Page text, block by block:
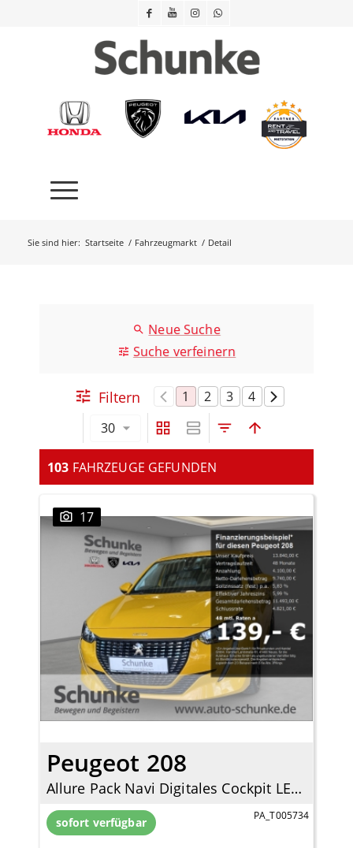
Sie sind hier: Startseite / Fahrzeugmarkt / Detail
Neue Suche
Suche verfeinern
Filtern 1 2 3
4
30
103 FAHRZEUGE GEFUNDEN
17
Peugeot 208
Allure Pack Navi Digitales Cockpit LED Apple CarPlay Android Auto Klimaautom Fahrerprofil
sofort verfügbar PA_T005734